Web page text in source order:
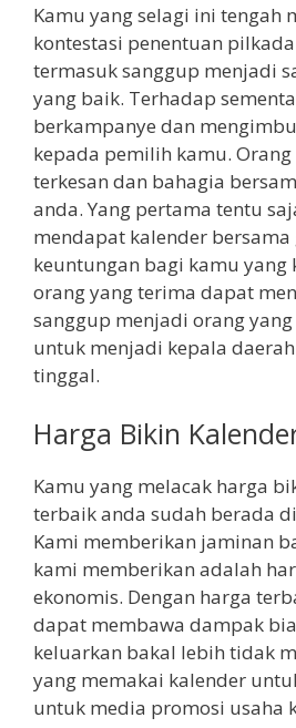
Kamu yang selagi ini tengah
kontestasi penentuan
termasuk sanggup menjadi
yang baik. Terhadap
berkampanye dan
kepada pemilih kamu.
terkesan dan bahagia
anda. Yang pertama tentu
mendapat kalender bersama
keuntungan bagi kamu yang
orang yang terima dapat
sanggup menjadi orang
untuk menjadi kepala
tinggal.
Harga Bikin
Kamu yang melacak harga
terbaik anda sudah berada
Kami memberikan jaminan
kami memberikan adalah
ekonomis. Dengan harga
dapat membawa dampak
keluarkan bakal lebih tidak
yang memakai kalender
untuk media promosi usaha